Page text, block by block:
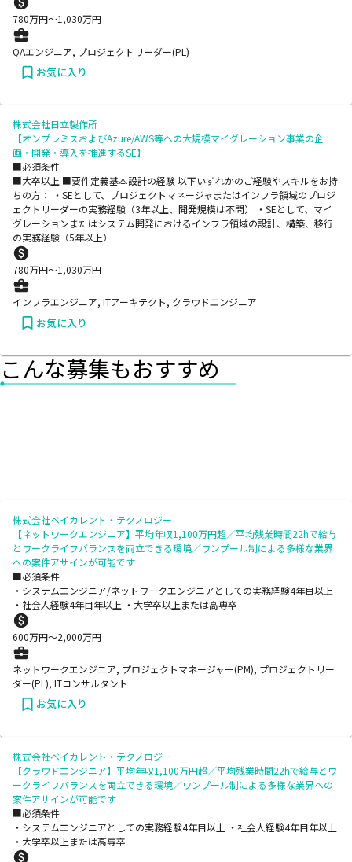
780万円〜1,030万円
QAエンジニア, プロジェクトリーダー(PL)
お気に入り
株式会社日立製作所
【オンプレミスおよびAzure/AWS等への大規模マイグレーション事業の企
画・開発・導入を推進するSE】
■必須条件
■大卒以上 ■要件定義基本設計の経験 以下いずれかのご経験やスキルをお持
ちの方： ・SEとして、プロジェクトマネージャまたはインフラ領域のプロジ
ェクトリーダーの実務経験（3年以上、開発規模は不問） ・SEとして、マイ
グレーションまたはシステム開発におけるインフラ領域の設計、構築、移行
の実務経験（5年以上）
780万円〜1,030万円
インフラエンジニア, ITアーキテクト, クラウドエンジニア
お気に入り
こんな募集もおすすめ
株式会社ベイカレント・テクノロジー
【ネットワークエンジニア】平均年収1,100万円超／平均残業時間22hで給与
とワークライフバランスを両立できる環境／ワンプール制による多様な業界
への案件アサインが可能です
■必須条件
・システムエンジニア/ネットワークエンジニアとしての実務経験4年目以上
・社会人経験4年目年以上 ・大学卒以上または高専卒
600万円〜2,000万円
ネットワークエンジニア, プロジェクトマネージャー(PM), プロジェクトリー
ダー(PL), ITコンサルタント
お気に入り
株式会社ベイカレント・テクノロジー
【クラウドエンジニア】平均年収1,100万円超／平均残業時間22hで給与とワ
ークライフバランスを両立できる環境／ワンプール制による多様な業界への
案件アサインが可能です
■必須条件
・システムエンジニアとしての実務経験4年目以上 ・社会人経験4年目年以上
・大学卒以上または高専卒